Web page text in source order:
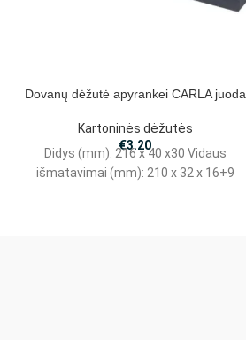
Dovanų dėžutė apyrankei CARLA juoda
Kartoninės dėžutės
€3.20
Didys (mm): 216 x 40 x30 Vidaus
išmatavimai (mm): 210 x 32 x 16+9